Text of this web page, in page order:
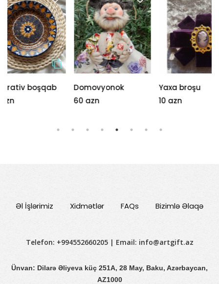
Domovyonok
60 azn
Yaxa broşu
10 azn
Ruff
18 azn
Əl İşlərimiz Xidmətlər FAQs Bizimlə Əlaqə
Telefon: +994552660205 | Email: info@artgift.az
Ünvan: Dilarə Əliyeva küç 251A, 28 May, Baku, Azərbaycan,
AZ1000